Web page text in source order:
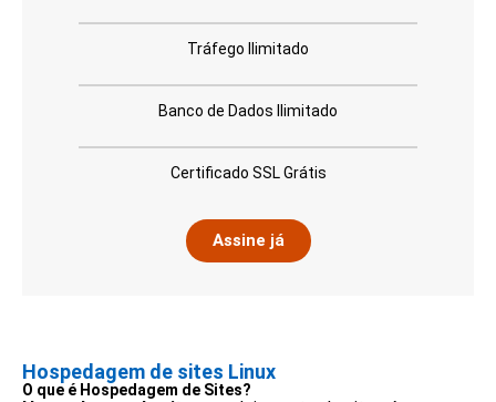
Tráfego Ilimitado
Banco de Dados Ilimitado
Certificado SSL Grátis
Assine já
Hospedagem de sites Linux
O que é Hospedagem de Sites?